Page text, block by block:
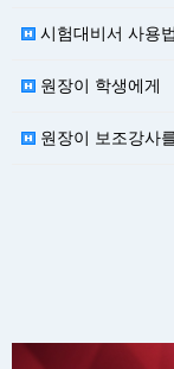
시험대비서 사용법
원장이 학생에게
원장이 보조강사